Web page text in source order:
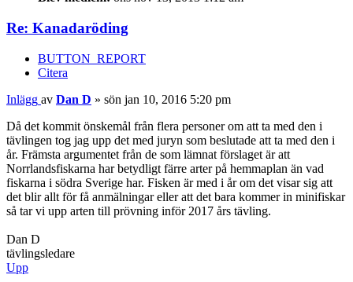
Re: Kanadaröding
BUTTON_REPORT
Citera
Inlägg av Dan D » sön jan 10, 2016 5:20 pm
Då det kommit önskemål från flera personer om att ta med den i
tävlingen tog jag upp det med juryn som beslutade att ta med den i
år. Främsta argumentet från de som lämnat förslaget är att
Norrlandsfiskarna har betydligt färre arter på hemmaplan än vad
fiskarna i södra Sverige har. Fisken är med i år om det visar sig att
det blir allt för få anmälningar eller att det bara kommer in minifiskar
så tar vi upp arten till prövning inför 2017 års tävling.
Dan D
tävlingsledare
Upp